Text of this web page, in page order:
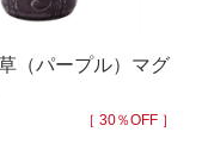
（パープル）マグ
［ 30％OFF ］